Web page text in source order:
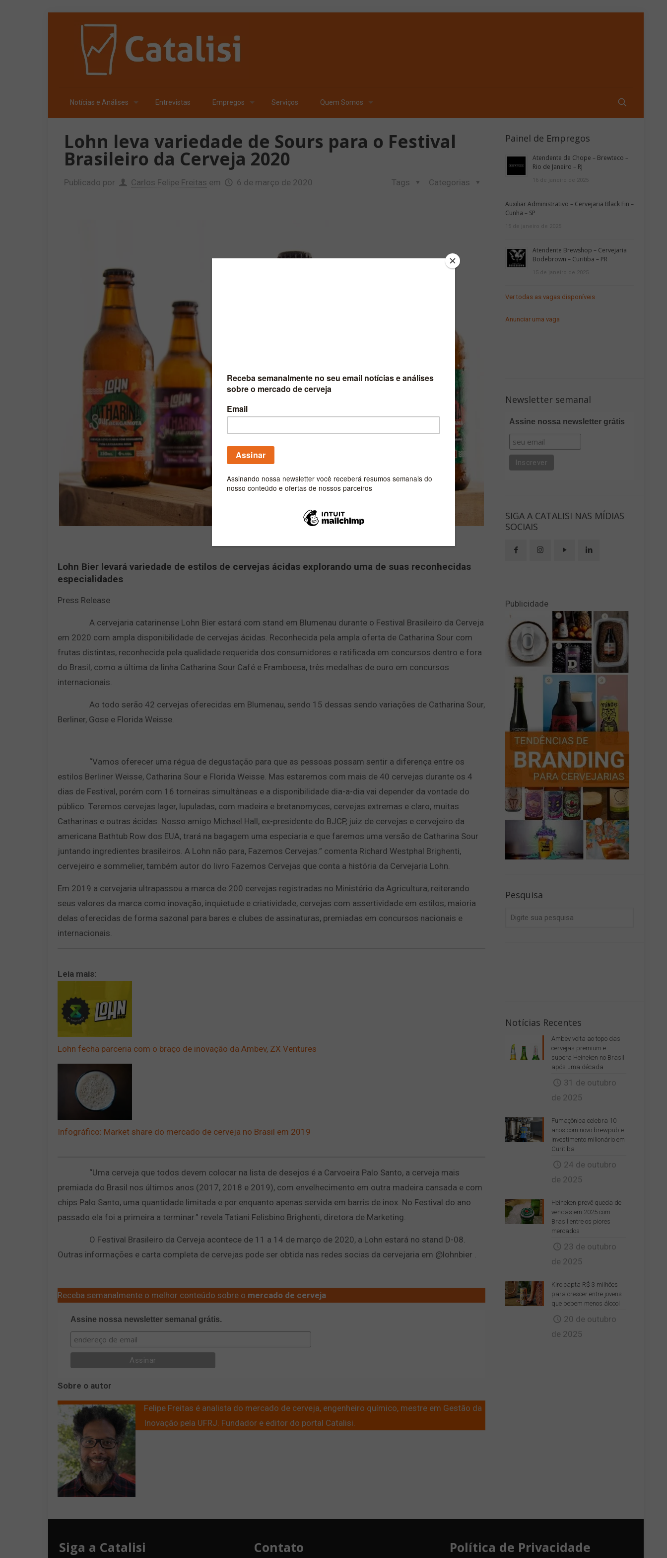
Notícias e Análises Entrevistas Empregos Serviços Quem Somos
Lohn leva variedade de Sours para o Festival
Brasileiro da Cerveja 2020
Publicado por Carlos Felipe Freitas em 6 de março de 2020 Categorias
Tags
Lohn Bier levará variedade de estilos de cervejas ácidas explorando uma de suas reconhecidas
especialidades
Press Release
A cervejaria catarinense Lohn Bier estará com stand em Blumenau durante o Festival Brasileiro da Cerveja
em 2020 com ampla disponibilidade de cervejas ácidas. Reconhecida pela ampla oferta de Catharina Sour com
frutas distintas, reconhecida pela qualidade requerida dos consumidores e ratificada em concursos dentro e fora
do Brasil, como a última da linha Catharina Sour Café e Framboesa, três medalhas de ouro em concursos
internacionais.
Ao todo serão 42 cervejas oferecidas em Blumenau, sendo 15 dessas sendo variações de Catharina Sour,
Berliner, Gose e Florida Weisse.
“Vamos oferecer uma régua de degustação para que as pessoas possam sentir a diferença entre os
estilos Berliner Weisse, Catharina Sour e Florida Weisse. Mas estaremos com mais de 40 cervejas durante os 4
dias de Festival, porém com 16 torneiras simultâneas e a disponibilidade dia-a-dia vai depender da vontade do
público. Teremos cervejas lager, lupuladas, com madeira e bretanomyces, cervejas extremas e claro, muitas
Catharinas e outras ácidas. Nosso amigo Michael Hall, ex-presidente do BJCP, juiz de cervejas e cervejeiro da
americana Bathtub Row dos EUA, trará na bagagem uma especiaria e que faremos uma versão de Catharina Sour
juntando ingredientes brasileiros. A Lohn não para, Fazemos Cervejas.” comenta Richard Westphal Brighenti,
cervejeiro e sommelier, também autor do livro Fazemos Cervejas que conta a história da Cervejaria Lohn.
Em 2019 a cervejaria ultrapassou a marca de 200 cervejas registradas no Ministério da Agricultura, reiterando
seus valores da marca como inovação, inquietude e criatividade, cervejas com assertividade em estilos, maioria
delas oferecidas de forma sazonal para bares e clubes de assinaturas, premiadas em concursos nacionais e
internacionais.
Leia mais:
Lohn fecha parceria com o braço de inovação da Ambev, ZX Ventures
Infográfico: Market share do mercado de cerveja no Brasil em 2019
“Uma cerveja que todos devem colocar na lista de desejos é a Carvoeira Palo Santo, a cerveja mais
premiada do Brasil nos últimos anos (2017, 2018 e 2019), com envelhecimento em outra madeira cansada e com
chips Palo Santo, uma quantidade limitada e por enquanto apenas servida em barris de inox. No Festival do ano
passado ela foi a primeira a terminar.” revela Tatiani Felisbino Brighenti, diretora de Marketing.
O Festival Brasileiro da Cerveja acontece de 11 a 14 de março de 2020, a Lohn estará no stand D-08.
Outras informações e carta completa de cervejas pode ser obtida nas redes socias da cervejaria em @lohnbier .
Receba semanalmente o melhor conteúdo sobre o mercado de cerveja
Assine nossa newsletter semanal grátis.
Sobre o autor
Felipe Freitas é analista do mercado de cerveja, engenheiro químico, mestre em Gestão da
Inovação pela UFRJ. Fundador e editor do portal Catalisi.
Painel de Empregos
Atendente de Chope – Brewteco –
Rio de Janeiro – RJ
Auxiliar Administrativo – Cervejaria Black Fin –
Cunha – SP
Atendente Brewshop – Cervejaria
Bodebrown – Curitiba – PR
Ver todas as vagas disponíveis
Anunciar uma vaga
Newsletter semanal
Assine nossa newsletter grátis
SIGA A CATALISI NAS MÍDIAS
SOCIAIS
Publicidade
Pesquisa
Notícias Recentes
Ambev volta ao topo das
cervejas premium e
supera Heineken no Brasil
após uma década
31 de outubro
de 2025
Fumaçônica celebra 10
anos com novo brewpub e
investimento milionário em
Curitiba
24 de outubro
de 2025
Heineken prevê queda de
vendas em 2025 com
Brasil entre os piores
mercados
23 de outubro
de 2025
Kiro capta R$ 3 milhões
para crescer entre jovens
que bebem menos álcool
20 de outubro
de 2025
Siga a Catalisi Contato Política de Privacidade